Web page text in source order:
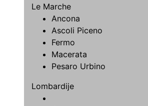
Le Marche
Ancona
Ascoli Piceno
Fermo
Macerata
Pesaro Urbino
Lombardije